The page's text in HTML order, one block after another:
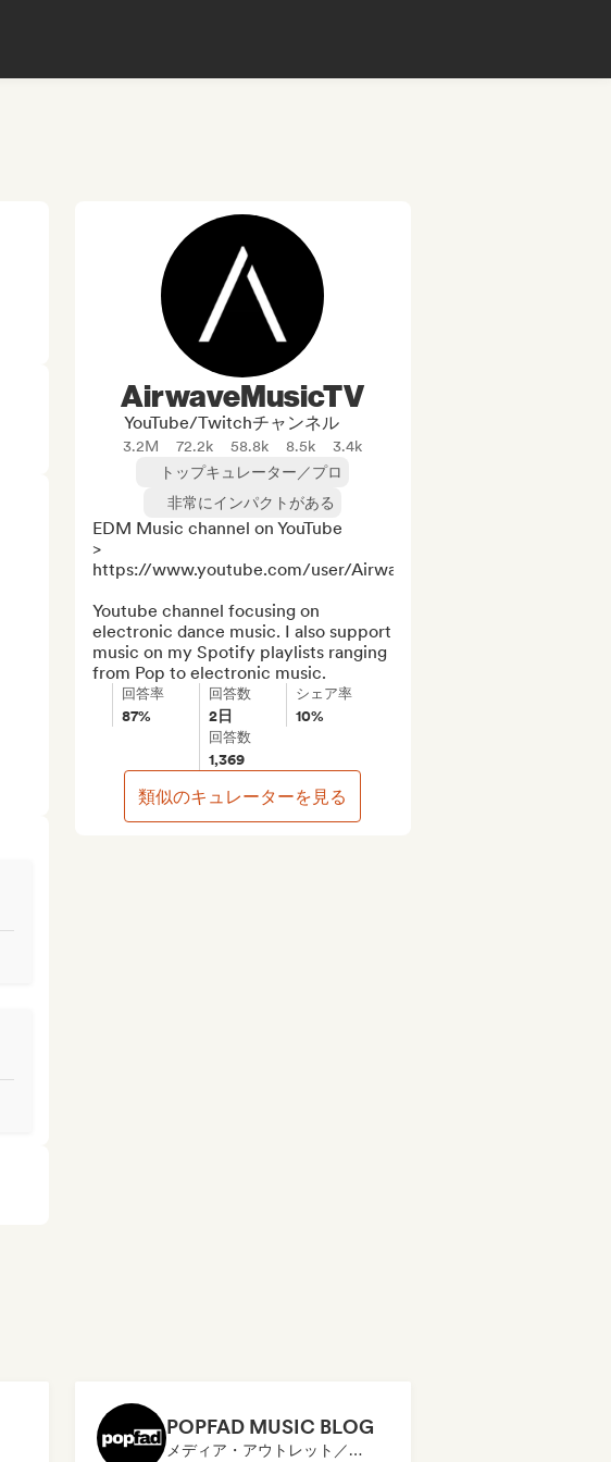
AirwaveMusicTV
YouTube/Twitchチャンネル
3.2M 72.2k 58.8k 8.5k
3.4k
トップキュレーター／プロ
非常にインパクトがある
EDM Music channel on YouTube
>
https://www.youtube.com/user/AirwaveMusicTV
Youtube channel focusing on
electronic dance music. I also support
music on my Spotify playlists ranging
from Pop to electronic music.
回答率
87%
回答数
2日
シェア率
10%
回答数
1,369
類似のキュレーターを見る
POPFAD MUSIC BLOG
メディア・アウトレット／ジャーナリスト